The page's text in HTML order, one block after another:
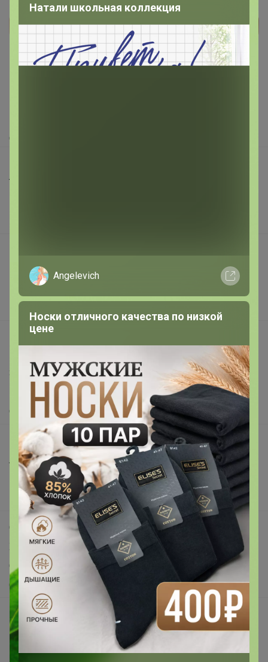
Реклама
Доставка
Торговые марки
Реклама на сайте
Поставщикам
Вакансии
support@24-ok.ru
Защита покупателя
О нас
Все предложения
Анонсы
Новости
Поддержка альпак
Самое выгодное
Хиты продаж
Самое желанное
Самое быстрое
Начать зарабатывать с 24-ok
Picabox.ru - Лучшее место для ваших изображений
Розыгрыш - Генератор случайных чисел
Натали школьная коллекция
Angelevich
Носки отличного качества по низкой
цене